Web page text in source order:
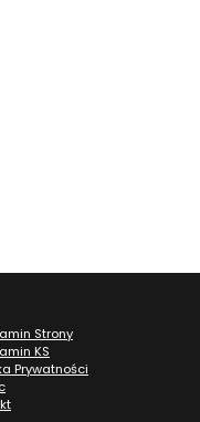
Strony
KS
Prywatności